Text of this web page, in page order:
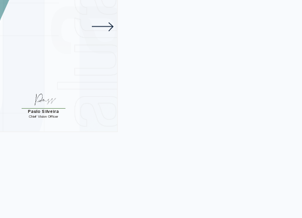
Paulo Silveira
Chief Vision Officer